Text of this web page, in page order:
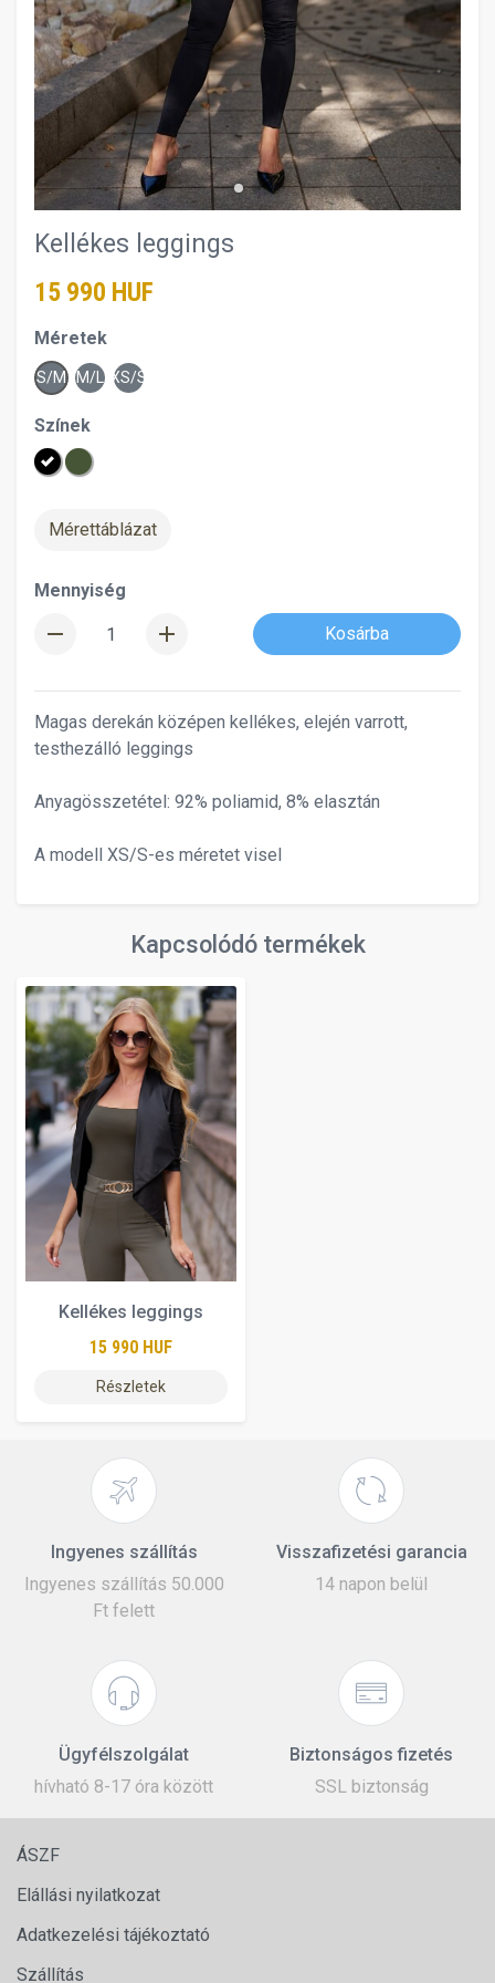
Kellékes leggings
15 990 HUF
Méretek
S/M M/L XS/S
Színek
Mérettáblázat
Mennyiség
remove add Kosárba
Magas derekán középen kellékes, elején varrott,
testhezálló leggings
Anyagösszetétel: 92% poliamid, 8% elasztán
A modell XS/S-es méretet visel
Kapcsolódó termékek
Kellékes leggings
15 990 HUF
Részletek
Ingyenes szállítás
Ingyenes szállítás 50.000
Ft felett
Visszafizetési garancia
14 napon belül
Ügyfélszolgálat
hívható 8-17 óra között
Biztonságos fizetés
SSL biztonság
ÁSZF
Elállási nyilatkozat
Adatkezelési tájékoztató
Szállítás